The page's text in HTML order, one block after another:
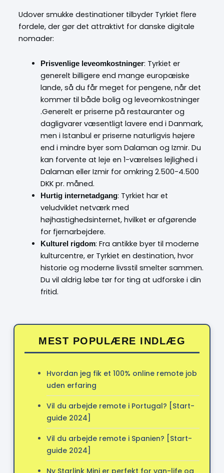
Udover smukke destinationer tilbyder Tyrkiet flere
fordele, der gør det attraktivt for danske digitale
nomader:
Prisvenlige leveomkostninger: Tyrkiet er
generelt billigere end mange europæiske
lande, så du får meget for pengene, når det
kommer til både bolig og leveomkostninger
.Generelt er priserne på restauranter og
dagligvarer væsentligt lavere end i Danmark,
men i Istanbul er priserne naturligvis højere
end i mindre byer som Dalaman og Izmir. Du
kan forvente at leje en 1-værelses lejlighed i
Dalaman eller Izmir for omkring 2.500-4.500
DKK pr. måned.
Hurtig internetadgang: Tyrkiet har et
veludviklet netværk med
højhastighedsinternet, hvilket er afgørende
for fjernarbejdere.
Kulturel rigdom: Fra antikke byer til moderne
kulturcentre, er Tyrkiet en destination, hvor
historie og moderne livsstil smelter sammen.
Du vil aldrig løbe tør for ting at udforske i din
fritid.
MEST POPULÆRE INDLÆG
Hvordan jeg fik et 100% online remote job
uden erfaring
Vil du arbejde remote i Portugal? [Start-
guide 2024]
Vil du arbejde remote i Spanien? [Start-
guide 2024]
Ny Starlink Mini er perfekt for van-life og